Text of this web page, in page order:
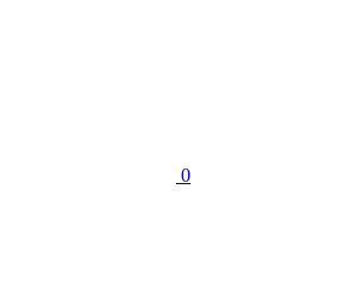
0